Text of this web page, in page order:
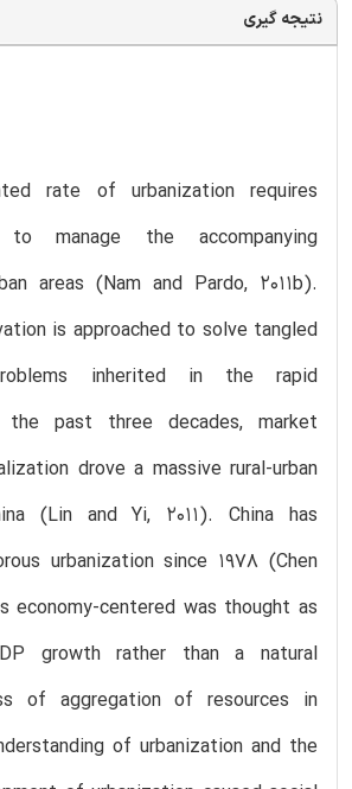
نتیجه گیری
rate of urbanization requires
manage the accompanying
areas (Nam and Pardo, 2011b).
is approached to solve tangled
inherited in the rapid
the past three decades, market
drove a massive rural-urban
(Lin and Yi, 2011). China has
urbanization since 1978 (Chen
economy-centered was thought as
growth rather than a natural
of aggregation of resources in
of urbanization and the